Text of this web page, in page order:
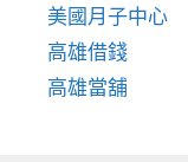
美國月子中心
高雄借錢
高雄當舖